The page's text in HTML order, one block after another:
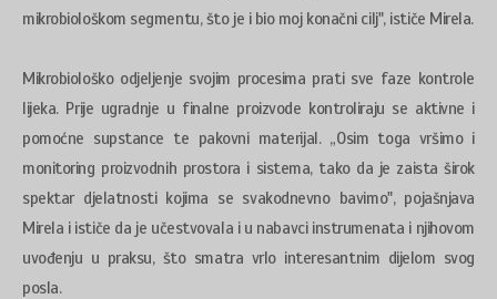
mikrobiološkom segmentu, što je i bio moj konačni cilj", ističe Mirela.
Mikrobiološko odjeljenje svojim procesima prati sve faze kontrole
lijeka. Prije ugradnje u finalne proizvode kontroliraju se aktivne i
pomoćne supstance te pakovni materijal. „Osim toga vršimo i
monitoring proizvodnih prostora i sistema, tako da je zaista širok
spektar djelatnosti kojima se svakodnevno bavimo", pojašnjava
Mirela i ističe da je učestvovala i u nabavci instrumenata i njihovom
uvođenju u praksu, što smatra vrlo interesantnim dijelom svog
posla.